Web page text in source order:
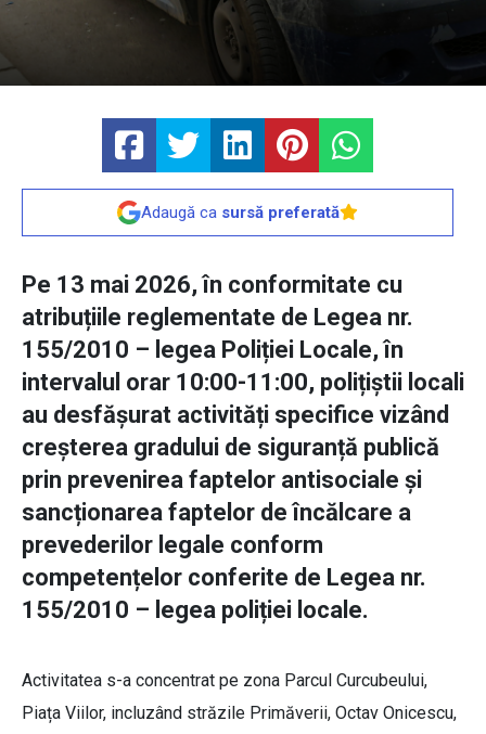
Adaugă ca sursă preferată
Pe 13 mai 2026, în conformitate cu
atribuțiile reglementate de Legea nr.
155/2010 – legea Poliției Locale, în
intervalul orar 10:00-11:00, polițiștii locali
au desfășurat activități specifice vizând
creșterea gradului de siguranță publică
prin prevenirea faptelor antisociale și
sancționarea faptelor de încălcare a
prevederilor legale conform
competențelor conferite de Legea nr.
155/2010 – legea poliției locale.
Activitatea s-a concentrat pe zona Parcul Curcubeului,
Piața Viilor, incluzând străzile Primăverii, Octav Onicescu,